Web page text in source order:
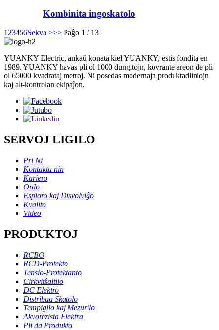
Kombinita ingoskatolo
1 23456Sekva >>> Paĝo 1 / 13
YUANKY Electric, ankaŭ konata kiel YUANKY, estis fondita en
1989. YUANKY havas pli ol 1000 dungitojn, kovrante areon de pli
ol 65000 kvadrataj metroj. Ni posedas modernajn produktadliniojn
kaj alt-kontrolan ekipaĵon.
SERVOJ LIGILO
Pri Ni
Kontaktu nin
Kariero
Ordo
Esploro kaj Disvolviĝo
Kvalito
Video
PRODUKTOJ
RCBO
RCD-Protekto
Tensio-Protektanto
Cirkvitŝaltilo
DC Elektro
Distribua Skatolo
Tempigilo kaj Mezurilo
Akvorezista Elektra
Pli da Produkto